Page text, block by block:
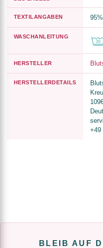
TEXTILANGABEN
WASCHANLEITUNG
HERSTELLER
HERSTELLERDETAILS
+49
BLEIB AUF